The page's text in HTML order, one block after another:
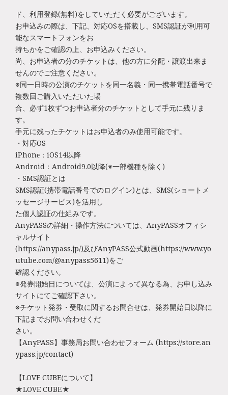
ド、利用登録(無料)をしていただく必要がございます。
お申込みの際は、下記、対応OSを搭載し、SMS認証が利用可
能なスマートフォンをお
持ちかをご確認の上、お申込みください。
尚、お申込者の分のチケットは、他の方に分配・譲渡出来ま
せんのでご注意ください。
※同一日時の公演のチケットを同一名義・同一携帯電話番号で
複数回ご購入いただいた場
合、必ず1枚ずつお申込者分のチケットとして手元に残りま
す。
手元に残ったチケットはお申込者のみ使用可能です。
・対応OS
iPhone：iOS14以降
Android：Android9.0以降(※一部機種を除く)
・SMS認証とは
SMS認証(携帯電話番号でのログイン)とは、SMS(ショートメ
ッセージサービス)を活用し
た個人認証の仕組みです。
AnyPASSの詳細・操作方法については、AnyPASSオフィシ
ャルサイト
(https://anypass.jp/)及びAnyPASS公式動画(https://www.yo
utube.com/@anypass5611)をご
確認ください。
※発券開始日については、公演によって異なる為、お申し込み
サイトにてご確認下さい。
※チケット発券・受取に関するお問合せは、発券開始日以降に
下記までお問い合わせくだ
さい。
【AnyPASS】事務局お問い合わせフォーム (https://store.an
ypass.jp/contact)
【LOVE CUBEについて】
★LOVE CUBE★